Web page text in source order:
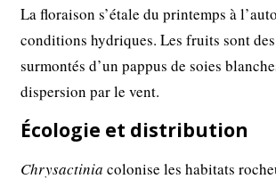
La floraison s’étale du printemps à
conditions hydriques. Les fruits sont
surmontés d’un pappus de soies
dispersion par le vent.
Écologie et distribution
Chrysactinia colonise les habitats